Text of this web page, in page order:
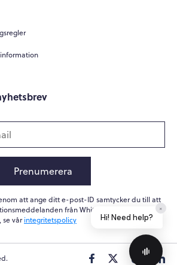
Prenumerera
att ange ditt e-post-ID samtycker du till att
från Whitepapers Online. För
se vårintegritetspolicy Hi! Need help?
×